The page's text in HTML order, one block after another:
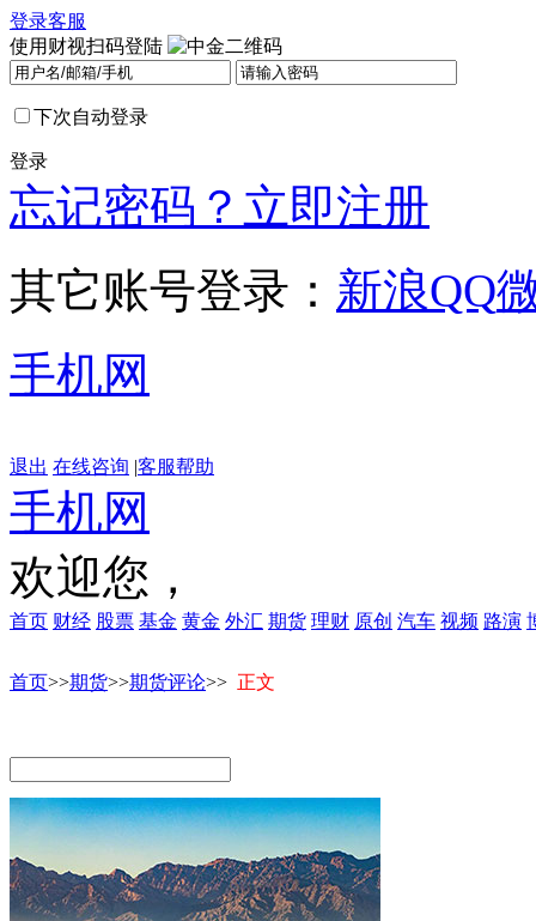
登录客服
使用财视扫码登陆
下次自动登录
登录
忘记密码？ 立即注册
其它账号登录： 新浪QQ
手机网
退出 在线咨询 |客服帮助
手机网
欢迎您，
首页 财经 股票 基金 黄金 外汇 期货 理财 原创 汽车 视频 路演
首页>>期货>>期货评论>> 正文